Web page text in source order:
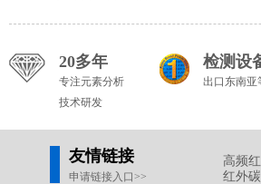
20多年
专注元素分析
技术研发
检测设
出口东南亚
友情链接
申请链接入口>>
高频
红外